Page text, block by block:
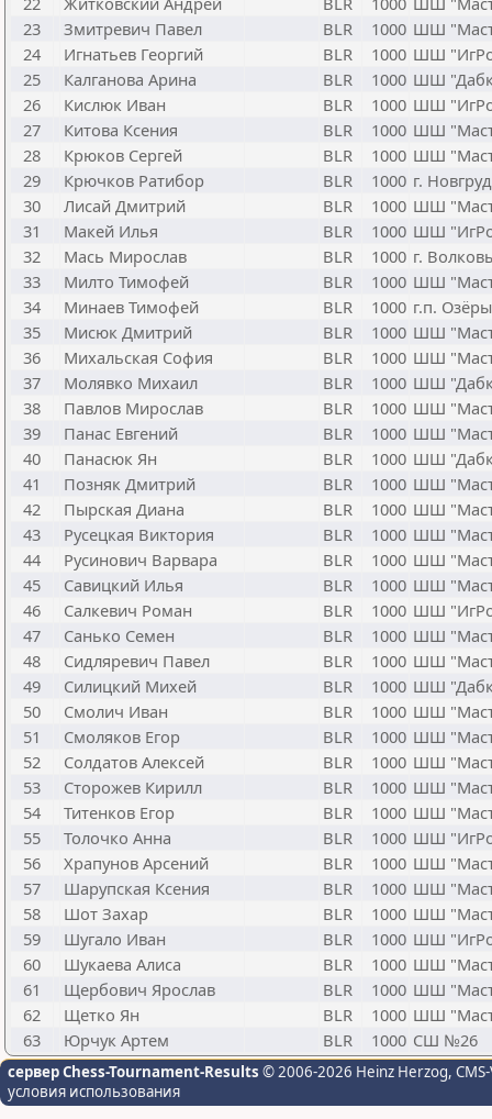
23
Змитревич Павел BLR 1000 ШШ
24
Игнатьев Георгий BLR 1000 ШШ
25
Калганова Арина BLR 1000 ШШ
26
Кислюк Иван BLR 1000 ШШ
27
Китова Ксения BLR 1000 ШШ
28
Крюков Сергей BLR 1000 ШШ
29
Крючков Ратибор BLR 1000 г.
30
Лисай Дмитрий BLR 1000 ШШ
31
Макей Илья BLR 1000 ШШ
32
Мась Мирослав BLR 1000 г.
33
Милто Тимофей BLR 1000 ШШ
34
Минаев Тимофей BLR 1000 г.п. Озёры
35
Мисюк Дмитрий BLR 1000 ШШ
36
Михальская София BLR 1000 ШШ
37
Молявко Михаил BLR 1000 ШШ
38
Павлов Мирослав BLR 1000 ШШ
39
Панас Евгений BLR 1000 ШШ
40
Панасюк Ян BLR 1000 ШШ
41
Позняк Дмитрий BLR 1000 ШШ
42
Пырская Диана BLR 1000 ШШ
43
Русецкая Виктория BLR 1000 ШШ
44
Русинович Варвара BLR 1000 ШШ
45
Савицкий Илья BLR 1000 ШШ
46
Салкевич Роман BLR 1000 ШШ
47
Санько Семен BLR 1000 ШШ
48
Сидляревич Павел BLR 1000 ШШ
49
Силицкий Михей BLR 1000 ШШ
50
Смолич Иван BLR 1000 ШШ
51
Смоляков Егор BLR 1000 ШШ
52
Солдатов Алексей BLR 1000 ШШ
53
Сторожев Кирилл BLR 1000 ШШ
54
Титенков Егор BLR 1000 ШШ
55
Толочко Анна BLR 1000 ШШ
56
Храпунов Арсений BLR 1000 ШШ
57
Шарупская Ксения BLR 1000 ШШ
58
Шот Захар BLR 1000 ШШ
59
Шугало Иван BLR 1000 ШШ
60
Шукаева Алиса BLR 1000 ШШ
61
Щербович Ярослав BLR 1000 ШШ
62
Щетко Ян BLR 1000 ШШ
63
Юрчук Артем BLR 1000 СШ №26
сервер Chess-Tournament-Results © 2006-2026 Heinz Herzog,
условия использования